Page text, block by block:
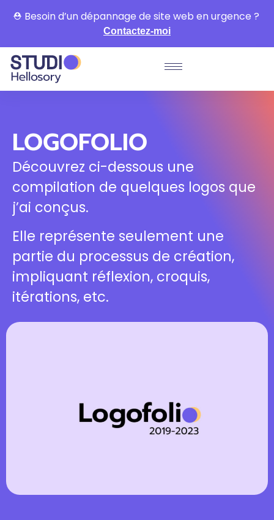
⛑ Besoin d’un dépannage de site web en urgence ?
Contactez-moi
LOGOFOLIO
Découvrez ci-dessous une
compilation de quelques logos que
j’ai conçus.
Elle représente seulement une
partie du processus de création,
impliquant réflexion, croquis,
itérations, etc.